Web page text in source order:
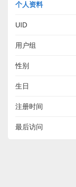
个人资料
UID
用户组
性别
生日
注册时间
最后访问